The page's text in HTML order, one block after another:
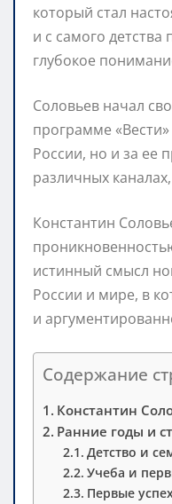
который стал
и с самого
глубокое
Соловьев начал
программе
России, но и за ее
различных
Константин
истинный смысл
России и мире, в
и
Содержание
Константин
Ранние годы и
Детство и
Учеба и
Первые